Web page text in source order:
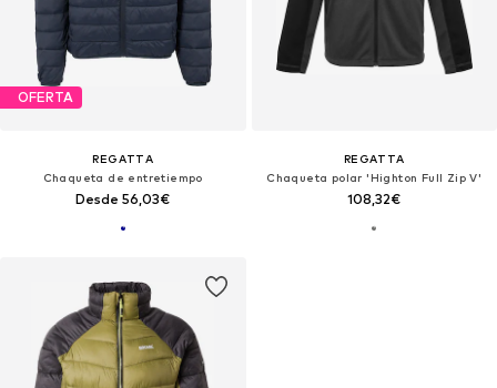
OFERTA
REGATTA
Chaqueta de entretiempo
Desde 56,03€
REGATTA
Chaqueta polar 'Highton Full Zip V'
108,32€